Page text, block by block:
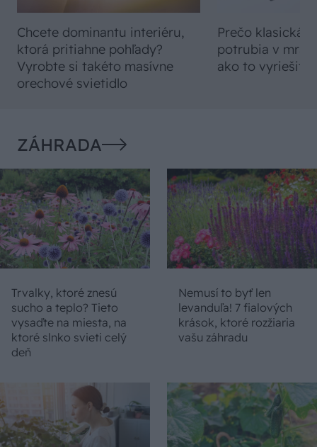
Chcete dominantu interiéru,
ktorá pritiahne pohľady?
Vyrobte si takéto masívne
orechové svietidlo
Prečo klasická
potrubia v
ako to vyriešiť
ZÁHRADA
Trvalky, ktoré znesú
sucho a teplo? Tieto
vysaďte na miesta, na
ktoré slnko svieti celý
deň
Nemusí to byť len
levanduľa! 7 fialových
krások, ktoré rozžiaria
vašu záhradu